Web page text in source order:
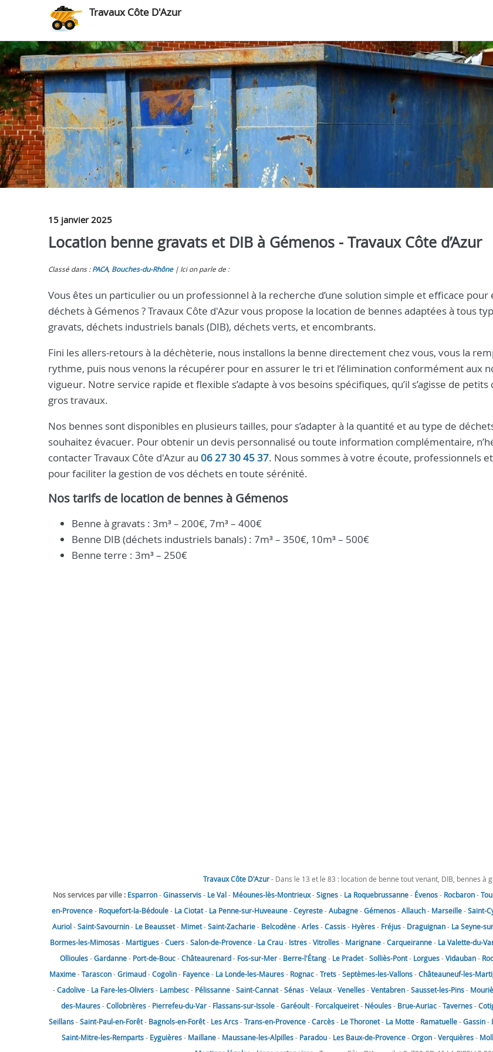
Travaux Côte D'Azur
15 janvier 2025
Location benne gravats et DIB à Gémenos - Travaux Côte d’Azur
Classé dans : PACA, Bouches-du-Rhône Ici on parle de :
Vous êtes un particulier ou un professionnel à la recherche d’une solution simple et efficace pour
déchets à Gémenos ? Travaux Côte d'Azur vous propose la location de bennes adaptées à tous
gravats, déchets industriels banals (DIB), déchets verts, et encombrants.
Fini les allers-retours à la déchèterie, nous installons la benne directement chez vous, vous la
rythme, puis nous venons la récupérer pour en assurer le tri et l’élimination conformément aux
vigueur. Notre service rapide et flexible s’adapte à vos besoins spécifiques, qu’il s’agisse de
gros travaux.
Nos bennes sont disponibles en plusieurs tailles, pour s’adapter à la quantité et au type de
souhaitez évacuer. Pour obtenir un devis personnalisé ou toute information complémentaire,
contacter Travaux Côte d'Azur au 06 27 30 45 37. Nous sommes à votre écoute, professionnels
pour faciliter la gestion de vos déchets en toute sérénité.
Nos tarifs de location de bennes à Gémenos
Benne à gravats : 3m³ – 200€, 7m³ – 400€
Benne DIB (déchets industriels banals) : 7m³ – 350€, 10m³ – 500€
Benne terre : 3m³ – 250€
Travaux Côte D'Azur- Dans le 13 et le 83 : location de benne tout venant, DIB, bennes à
Nos services par ville : Esparron-Ginasservis- Le Val- Méounes-lès-Montrieux-Signes- La Roquebrussanne- Évenos- Rocbaron-
en-Provence- Roquefort-la-Bédoule- La Ciotat- La Penne-sur-Huveaune-Ceyreste-Aubagne-Gémenos-Allauch- Marseille-Saint-
Auriol-Saint-Savournin- Le Beausset- Mimet-Saint-Zacharie- Belcodène-Arles-Cassis- Hyères- Fréjus- Draguignan- La Seyne-
Bormes-les-Mimosas- Martigues-Cuers-Salon-de-Provence- La Crau- Istres-Vitrolles- Marignane-Carqueiranne- La Valette-du-
Ollioules-Gardanne- Port-de-Bouc-Châteaurenard- Fos-sur-Mer- Berre-l'Étang- Le Pradet-Solliès-Pont- Lorgues-Vidauban-
Maxime-Tarascon-Grimaud-Cogolin- Fayence- La Londe-les-Maures- Rognac-Trets-Septèmes-les-Vallons-Châteauneuf-les-
-Cadolive- La Fare-les-Oliviers- Lambesc- Pélissanne-Saint-Cannat-Sénas-Velaux-Venelles-Ventabren-Sausset-les-Pins-
des-Maures-Collobrières- Pierrefeu-du-Var- Flassans-sur-Issole-Garéoult- Forcalqueiret- Néoules- Brue-Auriac-Tavernes-
Seillans-Saint-Paul-en-Forêt- Bagnols-en-Forêt- Les Arcs-Trans-en-Provence-Carcès- Le Thoronet- La Motte- Ramatuelle-Gassin-
Saint-Mitre-les-Remparts- Eyguières- Maillane- Maussane-les-Alpilles- Paradou- Les Baux-de-Provence-Orgon-Verquières-